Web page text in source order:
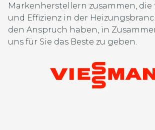
Markenherstellern zusammen,
und Effizienz in der
den Anspruch haben, in
uns für Sie das Beste zu geben.